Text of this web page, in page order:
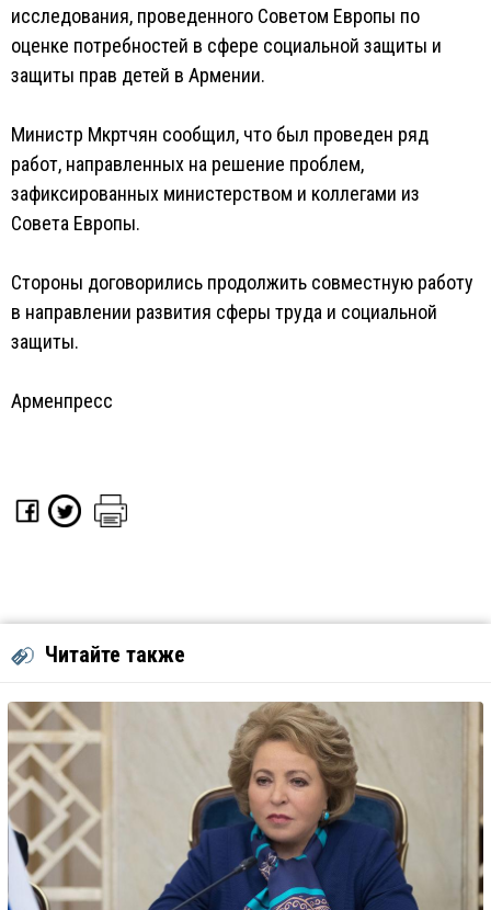
исследования, проведенного Советом Европы по
оценке потребностей в сфере социальной защиты и
защиты прав детей в Армении.
Министр Мкртчян сообщил, что был проведен ряд
работ, направленных на решение проблем,
зафиксированных министерством и коллегами из
Совета Европы.
Стороны договорились продолжить совместную работу
в направлении развития сферы труда и социальной
защиты.
Арменпресс
Читайте также